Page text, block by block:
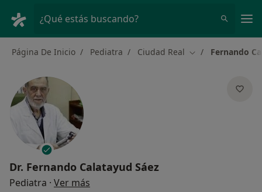
¿Qué estás buscando?
Página De Inicio Pediatra Ciudad Real Cambiar de
Fernando
Dr. Fernando Calatayud Sáez
Pediatra · Ver más